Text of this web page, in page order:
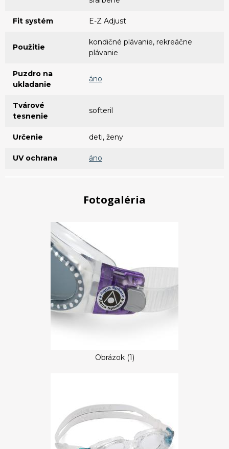
Fit systém E-Z Adjust
Použitie
kondičné plávanie, rekreáčne
plávanie
Puzdro na
ukladanie
áno
Tvárové
tesnenie
softeril
Určenie deti, ženy
UV ochrana áno
Fotogaléria
Obrázok (1)